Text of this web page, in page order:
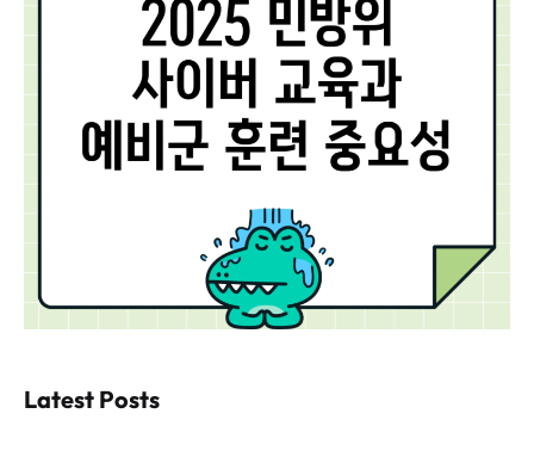
Latest Posts